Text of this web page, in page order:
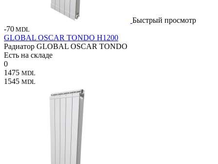
Быстрый просмотр
-70 MDL
GLOBAL OSCAR TONDO H1200
Радиатор GLOBAL OSCAR TONDO
Есть на складе
0
1475 MDL
1545 MDL